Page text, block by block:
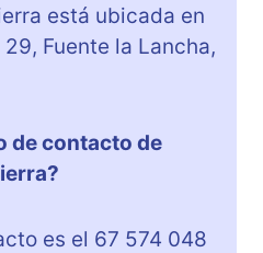
está ubicada en
Fuente la Lancha,
de contacto de
es el 67 574 048